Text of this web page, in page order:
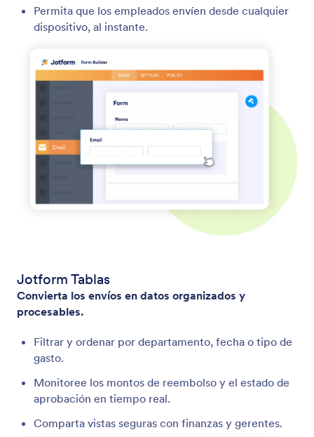
Permita que los empleados envíen desde cualquier
dispositivo, al instante.
Jotform Tablas
Convierta los envíos en datos organizados y
procesables.
Filtrar y ordenar por departamento, fecha o tipo de
gasto.
Monitoree los montos de reembolso y el estado de
aprobación en tiempo real.
Comparta vistas seguras con finanzas y gerentes.